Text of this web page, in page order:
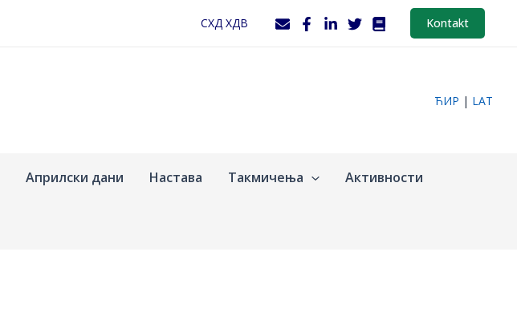
СХД ХДВ Kontakt
ЋИР | LAT
Априлски дани Настава Такмичења Активности